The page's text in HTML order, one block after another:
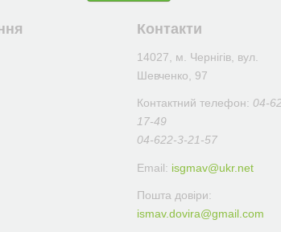
Контакти
14027, м. Чернігів, вул.
Шевченко, 97
Контактний телефон: 04-
17-49
04-622-3-21-57
Email: isgmav@ukr.net
Пошта довіри:
ismav.dovira@gmail.com